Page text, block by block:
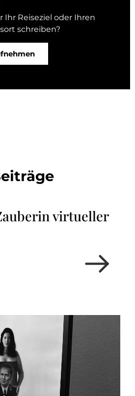
Ihr Reiseziel oder Ihren
schreiben?
virtueller